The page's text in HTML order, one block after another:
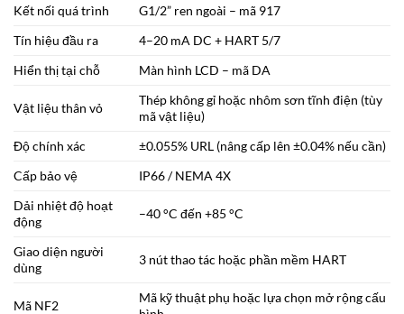
Kết nối quá trình
G1/2” ren ngoài – mã 917
Tín hiệu đầu ra
4–20 mA DC + HART 5/7
Hiển thị tại chỗ
Màn hình LCD – mã DA
Vật liệu thân vỏ
Thép không gỉ hoặc nhôm sơn tĩnh điện (tùy
mã vật liệu)
Độ chính xác
±0.055% URL (nâng cấp lên ±0.04% nếu cần)
Cấp bảo vệ
IP66 / NEMA 4X
Dải nhiệt độ hoạt
động
–40 °C đến +85 °C
Giao diện người
dùng
3 nút thao tác hoặc phần mềm HART
Mã NF2
Mã kỹ thuật phụ hoặc lựa chọn mở rộng cấu